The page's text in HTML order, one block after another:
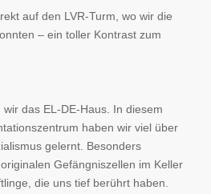
auf den LVR-Turm, wo wir die
– ein toller Kontrast zum
das EL-DE-Haus. In diesem
haben wir viel über
gelernt. Besonders
Gefängniszellen im Keller
die uns tief berührt haben.